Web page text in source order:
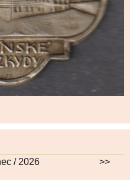
/ 2026 >>